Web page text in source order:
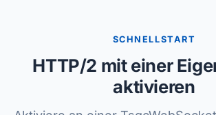
SCHNELLSTART
HTTP/2 mit einer
aktivieren